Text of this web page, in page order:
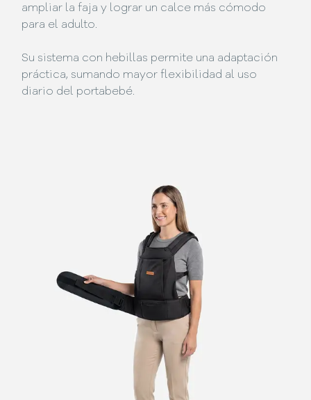
ampliar la faja y lograr un calce más cómodo
para el adulto.
Su sistema con hebillas permite una adaptación
práctica, sumando mayor flexibilidad al uso
diario del portabebé.